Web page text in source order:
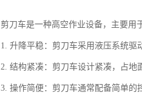
剪刀车是一种高空作业设备，主要用
1. 升降平稳：剪刀车采用液压系统驱
2. 结构紧凑：剪刀车设计紧凑，占地
3. 操作简便：剪刀车通常配备简单的